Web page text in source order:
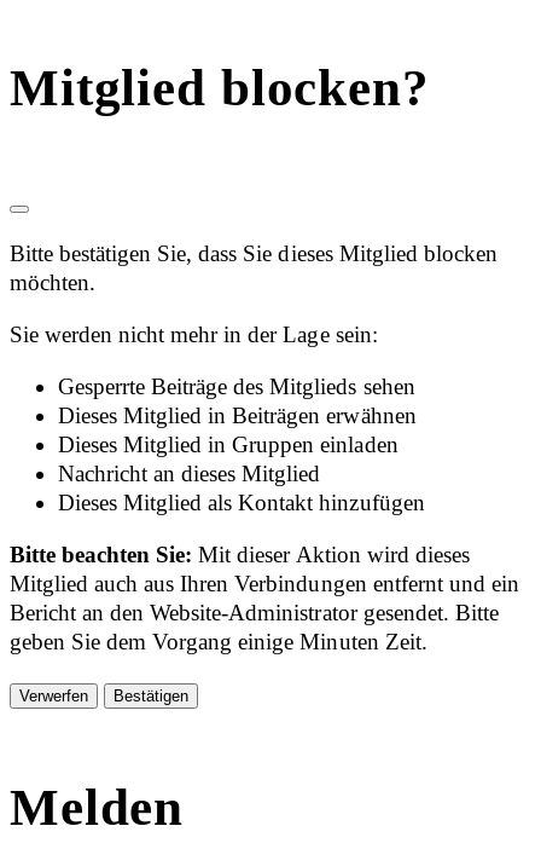
Mitglied blocken?
Bitte bestätigen Sie, dass Sie dieses Mitglied blocken
möchten.
Sie werden nicht mehr in der Lage sein:
Gesperrte Beiträge des Mitglieds sehen
Dieses Mitglied in Beiträgen erwähnen
Dieses Mitglied in Gruppen einladen
Nachricht an dieses Mitglied
Dieses Mitglied als Kontakt hinzufügen
Bitte beachten Sie:Mit dieser Aktion wird dieses
Mitglied auch aus Ihren Verbindungen entfernt und ein
Bericht an den Website-Administrator gesendet. Bitte
geben Sie dem Vorgang einige Minuten Zeit.
Bestätigen
Melden